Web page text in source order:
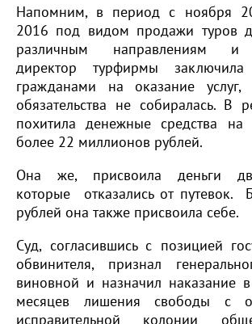
Напомним, в период с ноября
2016 под видом продажи туров
различным направлениям и
директор турфирмы
гражданами на оказание услуг,
обязательства не собиралась. В
похитила денежные средства
более 22 миллионов рублей.
Она же, присвоила деньги
которые отказались от путевок.
рублей она также присвоила себе.
Суд, согласившись с позицией
обвинителя, признал
виновной и назначил наказание
месяцев лишения свободы с
исправительной колонии